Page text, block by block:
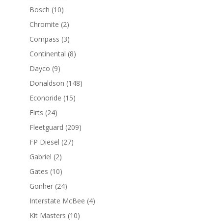
productos
Bosch 1010
productos
Chromite 22
productos
Compass 33
productos
Continental 88
Dayco 99
productos
Donaldson 148148
Econoride 1515
Firts 2424
productos
Fleetguard 209209
FP Diesel 2727
Gabriel 22
productos
Gates 1010
productos
Gonher 2424
productos
Interstate McBee 44
Kit Masters 1010